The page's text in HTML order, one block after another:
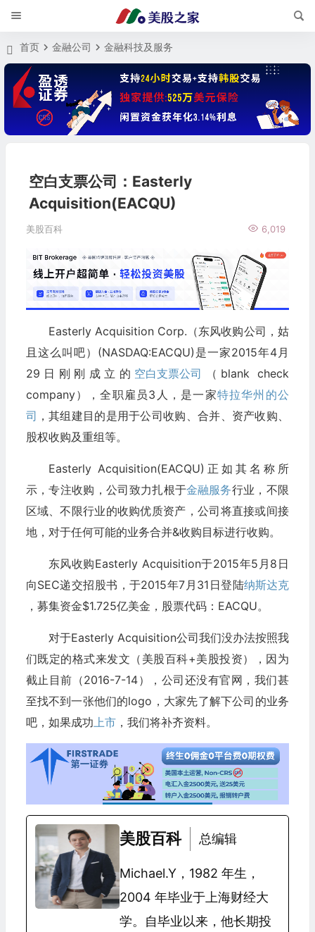
首页 金融公司 金融科技及服务
空白支票公司：Easterly
Acquisition(EACQU)
美股百科 6,019
Easterly Acquisition Corp.（东风收购公司，姑
且这么叫吧）(NASDAQ:EACQU)是一家2015年4月
29日刚刚成立的 空白支票公司
（blank check
company），全职雇员3人，是一家特拉华州的公
司 ，其组建目的是用于公司收购、合并、资产收购、
股权收购及重组等。
Easterly Acquisition(EACQU)正如其名称所
示，专注收购，公司致力扎根于金融服务行业，不限
区域、不限行业的收购优质资产，公司将直接或间接
地，对于任何可能的业务合并&收购目标进行收购。
东风收购Easterly Acquisition于2015年5月8日
向SEC递交招股书，于2015年7月31日登陆纳斯达克
，募集资金$1.725亿美金，股票代码：EACQU。
对于Easterly Acquisition公司我们没办法按照我
们既定的格式来发文（美股百科+美股投资），因为
截止目前（2016-7-14），公司还没有官网，我们甚
至找不到一张他们的logo，大家先了解下公司的业务
吧，如果成功 上市，我们将补齐资料。
美股百科 总编辑
Michael.Y，1982 年生，
2004 年毕业于上海财经大
学。自毕业以来，他长期投